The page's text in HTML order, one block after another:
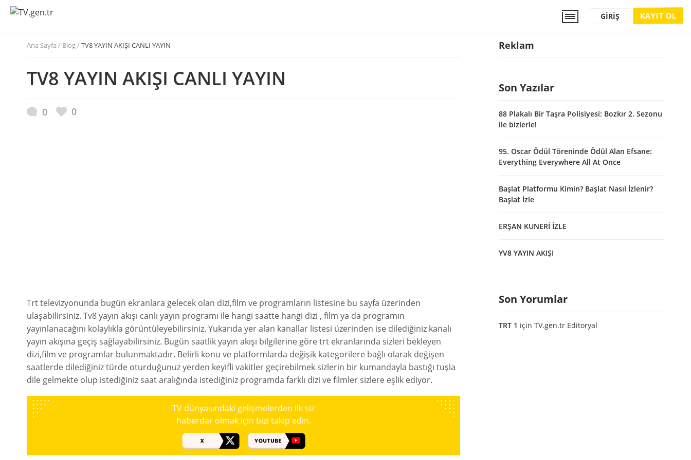
KAYIT OL
GIRIŞ
Ana Sayfa / Blog /TV8 YAYIN AKIŞI CANLI YAYIN
TV8 YAYIN AKIŞI CANLI YAYIN
0 0
Trt televizyonunda bugün ekranlara gelecek olan dizi,film ve programların listesine bu sayfa üzerinden
ulaşabilirsiniz. Tv8 yayın akışı canlı yayın programı ile hangi saatte hangi dizi , film ya da programın
yayınlanacağını kolaylıkla görüntüleyebilirsiniz. Yukarıda yer alan kanallar listesi üzerinden ise dilediğiniz kanalı
yayın akışına geçiş sağlayabilirsiniz. Bugün saatlik yayın akışı bilgilerine göre trt ekranlarında sizleri bekleyen
dizi,film ve programlar bulunmaktadır. Belirli konu ve platformlarda değişik kategorilere bağlı olarak değişen
saatlerde dilediğiniz türde oturduğunuz yerden keyifli vakitler geçirebilmek sizlerin bir kumandayla bastığı tuşla
dile gelmekte olup istediğiniz saat aralığında istediğiniz programda farklı dizi ve filmler sizlere eşlik ediyor.
TV dünyasındaki gelişmelerden ilk siz
haberdar olmak için bizi takip edin.
Reklam
Son Yazılar
88 Plakalı Bir Taşra Polisiyesi: Bozkır 2. Sezonu
ile bizlerle!
95. Oscar Ödül Töreninde Ödül Alan Efsane:
Everything Everywhere All At Once
Başlat Platformu Kimin? Başlat Nasıl İzlenir?
Başlat İzle
ERŞAN KUNERİ İZLE
YV8 YAYIN AKIŞI
Son Yorumlar
TRT 1 için TV.gen.tr Editoryal